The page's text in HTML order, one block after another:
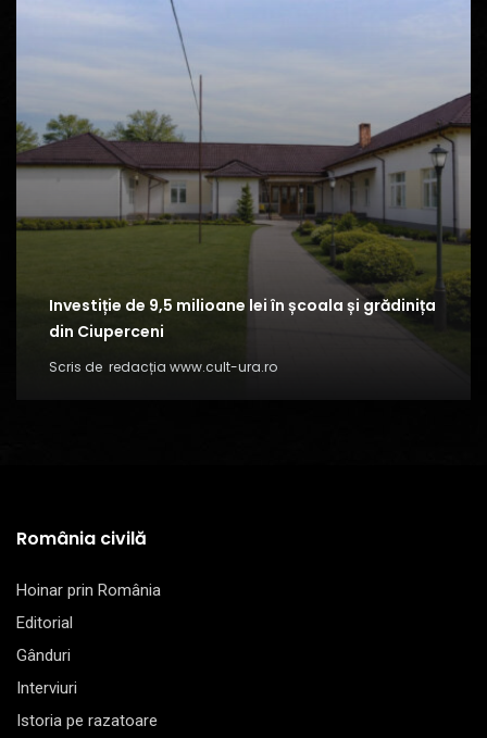
Investiție de 9,5 milioane lei în școala și grădinița
din Ciuperceni
Scris de redacția www.cult-ura.ro
România civilă
Hoinar prin România
Editorial
Gânduri
Interviuri
Istoria pe razatoare